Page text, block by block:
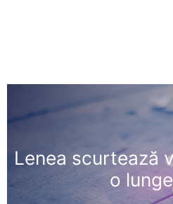
Lenea scurtează
o